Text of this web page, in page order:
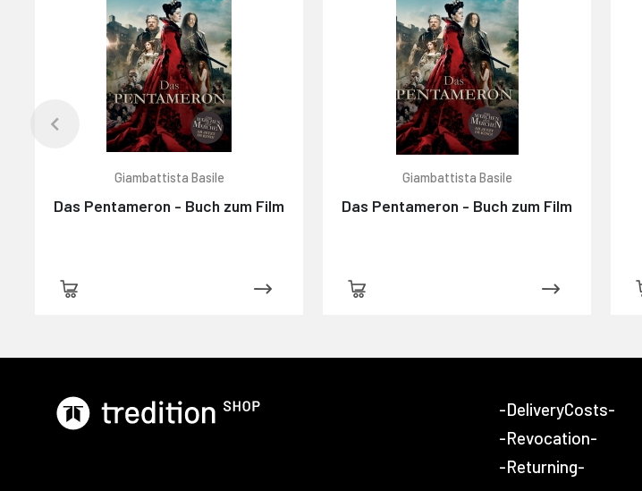
Giambattista Basile
Das Pentameron - Buch zum Film
Giambattista Basile
Das Pentameron - Buch zum Film
-DeliveryCosts-
-Revocation-
-Returning-